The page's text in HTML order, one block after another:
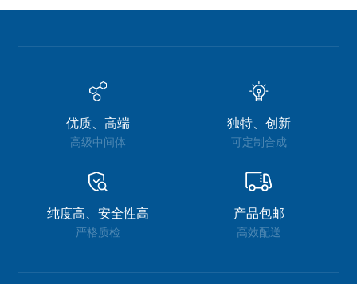
优质、高端
高级中间体
独特、创新
可定制合成
纯度高、安全性高
严格质检
产品包邮
高效配送